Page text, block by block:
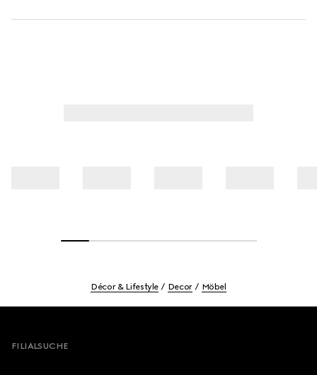
Décor & Lifestyle Decor Möbel
FILIALSUCHE